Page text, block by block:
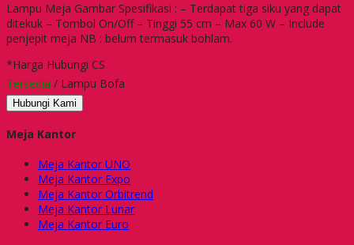
Lampu Meja Gambar Spesifikasi : – Terdapat tiga siku yang dapat
ditekuk – Tombol On/Off – Tinggi 55 cm – Max 60 W – Include
penjepit meja NB : belum termasuk bohlam.
*Harga Hubungi CS
Tersedia / Lampu Bofa
Hubungi Kami
Meja Kantor
Meja Kantor UNO
Meja Kantor Expo
Meja Kantor Orbitrend
Meja Kantor Lunar
Meja Kantor Euro